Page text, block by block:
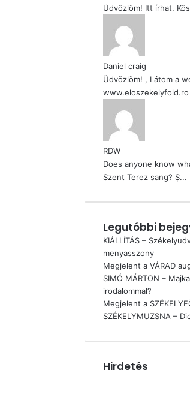
Üdvözlöm! Itt írhat.
Daniel craig
Üdvözlöm! , Látom a
RDW
Does anyone know
Szent Terez sang? Ș...
Legutóbbi
KIÁLLÍTÁS –
menyasszony
Megjelent a VÁRAD
SIMÓ MÁRTON –
irodalommal?
Megjelent a
SZÉKELYMUZSNA –
Hirdetés